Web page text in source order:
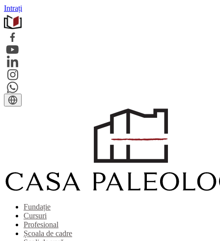
Intrați
Fundație
Cursuri
Profesional
Școala de cadre